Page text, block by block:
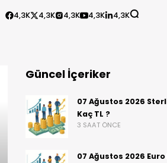
4,3K 4,3K 4,3K 4,3K 4,3K
Güncel İçeriker
07 Ağustos 2026
Kaç TL ?
3 SAAT ÖNCE
07 Ağustos 2026